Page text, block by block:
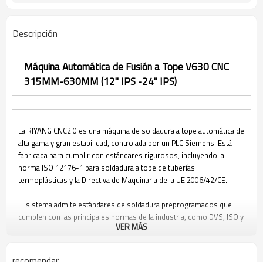
Descripción
Máquina Automática de Fusión a Tope V630 CNC
315MM-630MM (12" IPS -24" IPS)
La RIYANG CNC2.0 es una máquina de soldadura a tope automática de
alta gama y gran estabilidad, controlada por un PLC Siemens. Está
fabricada para cumplir con estándares rigurosos, incluyendo la
norma ISO 12176-1 para soldadura a tope de tuberías
termoplásticas y la Directiva de Maquinaria de la UE 2006/42/CE.
El sistema admite estándares de soldadura preprogramados que
cumplen con las principales normas de la industria, como DVS, ISO y
ASTM. Se pueden incorporar estándares personalizados bajo
VER MÁS